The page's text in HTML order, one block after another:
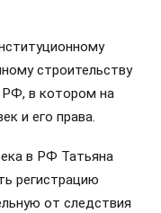
строительству
в котором на
и его права.
в РФ Татьяна
регистрацию
от следствия